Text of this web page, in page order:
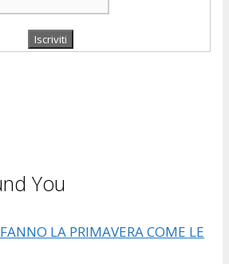
You
LA PRIMAVERA COME LE